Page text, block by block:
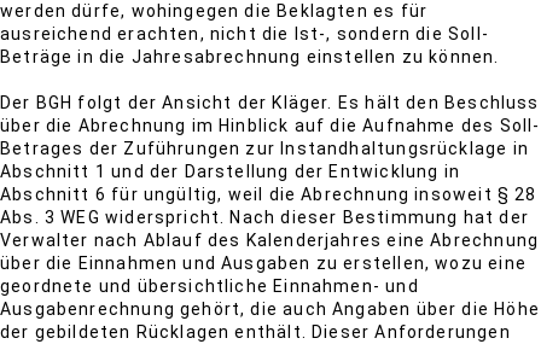
werden dürfe, wohingegen die Beklagten es für
ausreichend erachten, nicht die Ist-, sondern die Soll-
Beträge in die Jahresabrechnung einstellen zu können.
Der BGH folgt der Ansicht der Kläger. Es hält den Beschluss
über die Abrechnung im Hinblick auf die Aufnahme des Soll-
Betrages der Zuführungen zur Instandhaltungsrücklage in
Abschnitt 1 und der Darstellung der Entwicklung in
Abschnitt 6 für ungültig, weil die Abrechnung insoweit § 28
Abs. 3 WEG widerspricht. Nach dieser Bestimmung hat der
Verwalter nach Ablauf des Kalenderjahres eine Abrechnung
über die Einnahmen und Ausgaben zu erstellen, wozu eine
geordnete und übersichtliche Einnahmen- und
Ausgabenrechnung gehört, die auch Angaben über die Höhe
der gebildeten Rücklagen enthält. Dieser Anforderungen